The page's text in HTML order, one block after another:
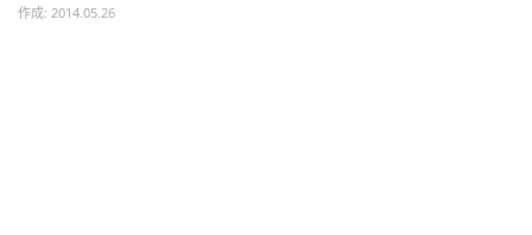
作成: 2014.05.26